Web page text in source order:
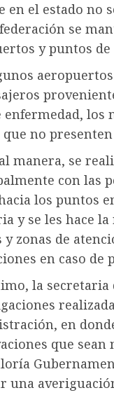
en el estado no
se
y puntos
enfermedad, los
que no
manera, se
con las
los puntos
y se les hace
zonas de
en caso de
la secretaria
en
que sean
una